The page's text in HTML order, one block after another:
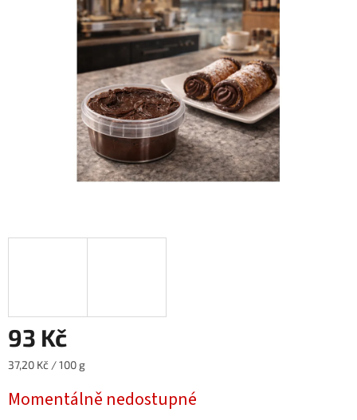
93 Kč
Měrná
37,20 Kč / 100 g
Momentálně nedostupné